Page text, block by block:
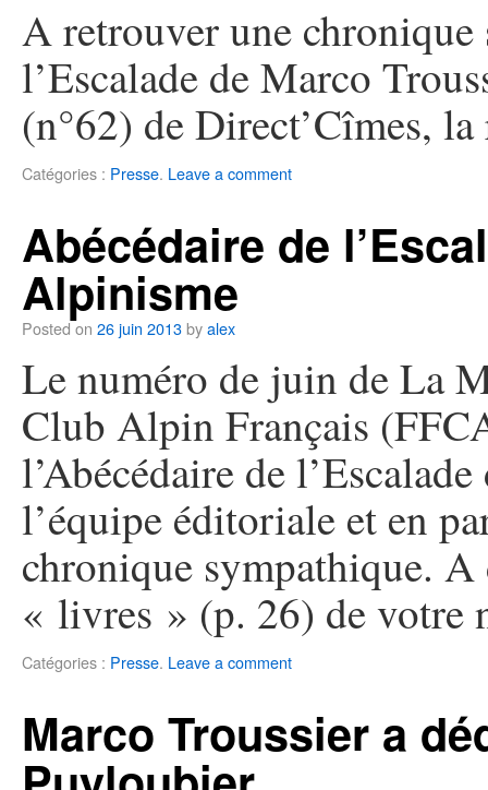
A retrouver une chronique
l’Escalade de Marco
(n°62) de Direct’Cîmes,
Catégories : Presse. Leave a comment
Abécédaire de
Alpinisme
Posted on 26 juin 2013byalex
Le numéro de juin de La
Club Alpin Français
l’Abécédaire de
l’équipe éditoriale et en
chronique sympathique.
« livres » (p. 26) de
Catégories : Presse. Leave a comment
Marco Troussier a